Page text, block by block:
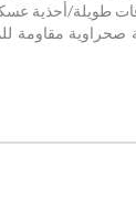
طويلة/أحذية
مقاومة